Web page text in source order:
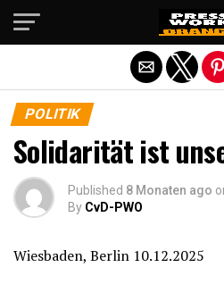
POLITIK
Solidarität ist
Published 8 Monaten ago
By CvD-PWO
Wiesbaden, Berlin 10.12.2025
Die mobile